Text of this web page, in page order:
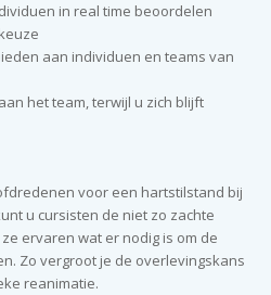
in real time beoordelen
aan individuen en teams van
het team, terwijl u zich blijft
voor een hartstilstand bij
u cursisten de niet zo zachte
ervaren wat er nodig is om de
Zo vergroot je de overlevingskans
reanimatie.